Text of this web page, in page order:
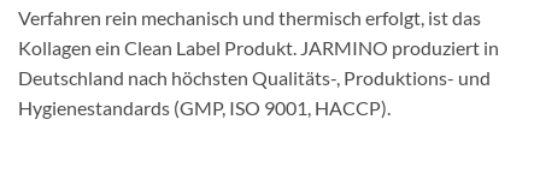
Verfahren rein mechanisch und thermisch erfolgt, ist das
Kollagen ein Clean Label Produkt. JARMINO produziert in
Deutschland nach höchsten Qualitäts-, Produktions- und
Hygienestandards (GMP, ISO 9001, HACCP).